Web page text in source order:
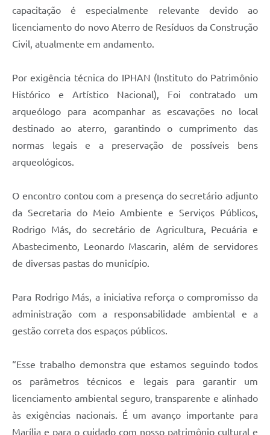
capacitação é especialmente relevante devido ao
licenciamento do novo Aterro de Resíduos da Construção
Civil, atualmente em andamento.
Por exigência técnica do IPHAN (Instituto do Patrimônio
Histórico e Artístico Nacional), Foi contratado um
arqueólogo para acompanhar as escavações no local
destinado ao aterro, garantindo o cumprimento das
normas legais e a preservação de possíveis bens
arqueológicos.
O encontro contou com a presença do secretário adjunto
da Secretaria do Meio Ambiente e Serviços Públicos,
Rodrigo Más, do secretário de Agricultura, Pecuária e
Abastecimento, Leonardo Mascarin, além de servidores
de diversas pastas do município.
Para Rodrigo Más, a iniciativa reforça o compromisso da
administração com a responsabilidade ambiental e a
gestão correta dos espaços públicos.
“Esse trabalho demonstra que estamos seguindo todos
os parâmetros técnicos e legais para garantir um
licenciamento ambiental seguro, transparente e alinhado
às exigências nacionais. É um avanço importante para
Marília e para o cuidado com nosso patrimônio cultural e